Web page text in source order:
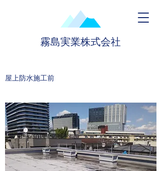
霧島実業株式会社
​​屋上防水施工前